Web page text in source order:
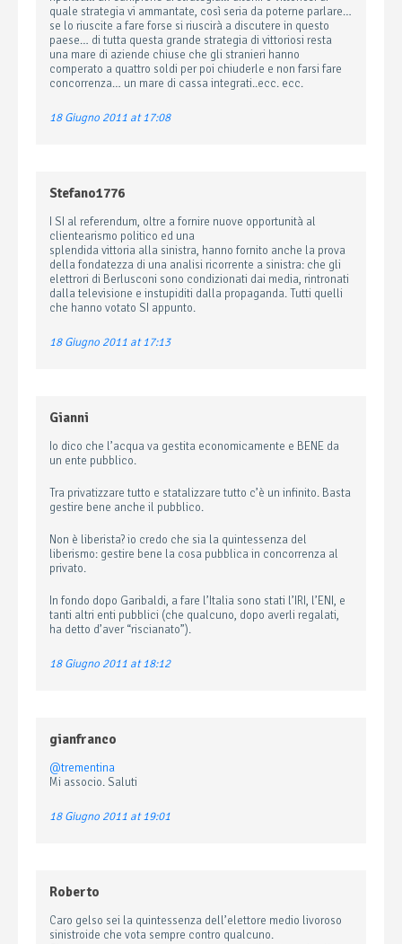
quale strategia vi ammantate, così seria da poterne parlare…
se lo riuscite a fare forse si riuscirà a discutere in questo
paese… di tutta questa grande strategia di vittoriosi resta
una mare di aziende chiuse che gli stranieri hanno
comperato a quattro soldi per poi chiuderle e non farsi fare
concorrenza… un mare di cassa integrati..ecc. ecc.
18 Giugno 2011 at 17:08
Stefano1776
I SI al referendum, oltre a fornire nuove opportunità al
clientearismo politico ed una
splendida vittoria alla sinistra, hanno fornito anche la prova
della fondatezza di una analisi ricorrente a sinistra: che gli
elettrori di Berlusconi sono condizionati dai media, rintronati
dalla televisione e instupiditi dalla propaganda. Tutti quelli
che hanno votato SI appunto.
18 Giugno 2011 at 17:13
Gianni
Io dico che l’acqua va gestita economicamente e BENE da
un ente pubblico.
Tra privatizzare tutto e statalizzare tutto c’è un infinito. Basta
gestire bene anche il pubblico.
Non è liberista? io credo che sia la quintessenza del
liberismo: gestire bene la cosa pubblica in concorrenza al
privato.
In fondo dopo Garibaldi, a fare l’Italia sono stati l’IRI, l’ENI, e
tanti altri enti pubblici (che qualcuno, dopo averli regalati,
ha detto d’aver “riscianato”).
18 Giugno 2011 at 18:12
gianfranco
@trementina
Mi associo. Saluti
18 Giugno 2011 at 19:01
Roberto
Caro gelso sei la quintessenza dell’elettore medio livoroso
sinistroide che vota sempre contro qualcuno.